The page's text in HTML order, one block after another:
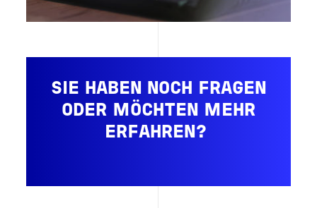
SIE HABEN NOCH FRAGEN
ODER MÖCHTEN MEHR
ERFAHREN?